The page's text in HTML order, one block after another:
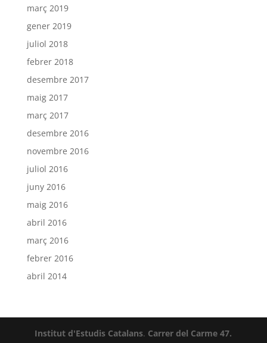
març 2019
gener 2019
juliol 2018
febrer 2018
desembre 2017
maig 2017
març 2017
desembre 2016
novembre 2016
juliol 2016
juny 2016
maig 2016
abril 2016
març 2016
febrer 2016
abril 2014
Institut d'Estudis Catalans. Carrer del Carme 47.